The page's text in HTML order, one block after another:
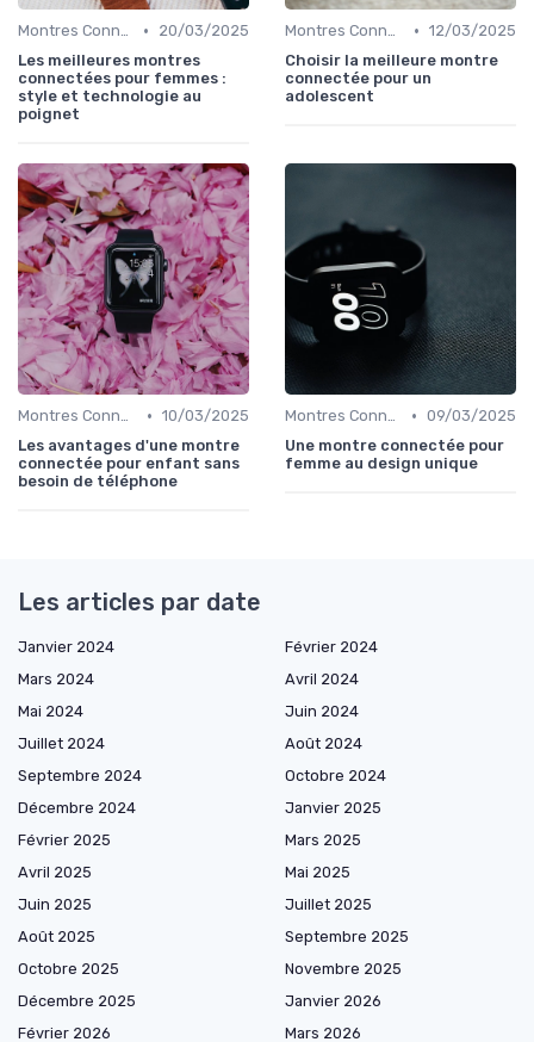
Montres Connectées de Luxe •
20/03/2025
Les meilleures montres
connectées pour femmes :
style et technologie au
poignet
Montres Connectées pour Enfants • 12/03/2025
Choisir la meilleure montre
connectée pour un
adolescent
Montres Connectées pour Enfants • 10/03/2025
Les avantages d'une montre
connectée pour enfant sans
besoin de téléphone
Montres Connectées de Luxe • 09/03/2025
Une montre connectée pour
femme au design unique
Les articles par date
Janvier 2024
Février 2024
Mars 2024
Avril 2024
Mai 2024
Juin 2024
Juillet 2024
Août 2024
Septembre 2024
Octobre 2024
Décembre 2024
Janvier 2025
Février 2025
Mars 2025
Avril 2025
Mai 2025
Juin 2025
Juillet 2025
Août 2025
Septembre 2025
Octobre 2025
Novembre 2025
Décembre 2025
Janvier 2026
Février 2026
Mars 2026